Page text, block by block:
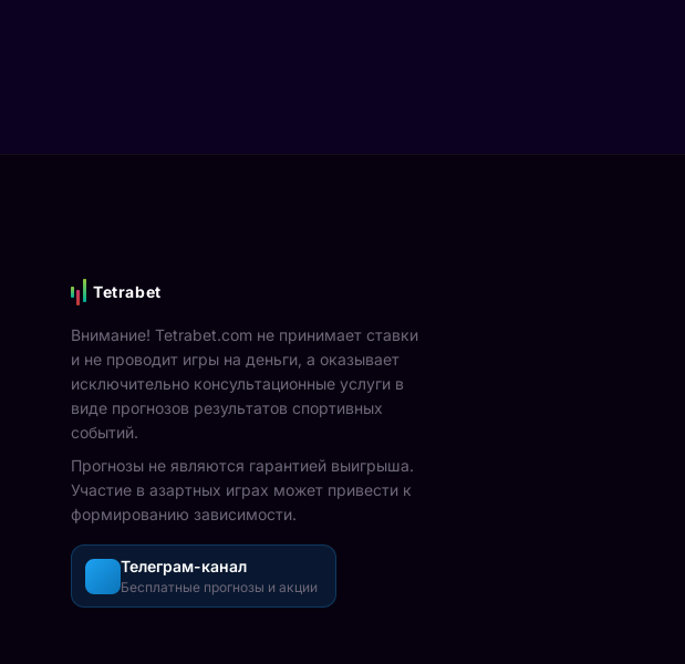
Tetrabet
Внимание! Tetrabet.com не принимает ставки
и не проводит игры на деньги, а оказывает
исключительно консультационные услуги в
виде прогнозов результатов спортивных
событий.
Прогнозы не являются гарантией выигрыша.
Участие в азартных играх может привести к
формированию зависимости.
Телеграм-канал
Бесплатные прогнозы и акции